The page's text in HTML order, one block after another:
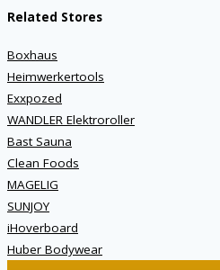
Related Stores
Boxhaus
Heimwerkertools
Exxpozed
WANDLER Elektroroller
Bast Sauna
Clean Foods
MAGELIG
SUNJOY
iHoverboard
Huber Bodywear